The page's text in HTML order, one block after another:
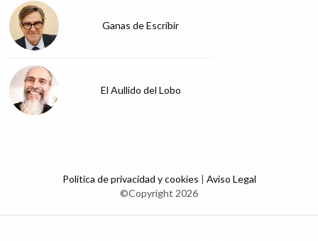
Ganas de Escribir
El Aullido del Lobo
Política de privacidad y cookies | Aviso Legal
©Copyright 2026